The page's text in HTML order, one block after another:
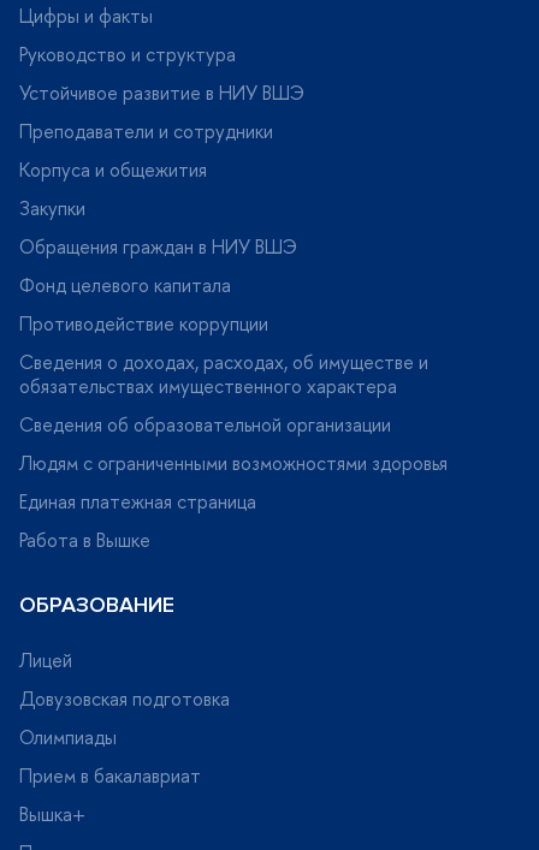
Аналитические доклады Высшей школы бизнеса
ШЭ
Библиотека ИСИЭЗ ВШЭ
Исследования культуры
Кейсы из коллекции Высшей школы бизнеса ВШЭ
Монографии ВШЭ. Гуманитарные науки
Монографии ВШЭ. Социально-экономические
науки
Монографии ВШЭ. Технические науки
Монографии ВШЭ. Юридические науки
«Население России». Ежегодный демографический
Новое в менеджменте
Переводные учебники ВШЭ
Цифры и факты
Руководство и структура
Устойчивое развитие в НИУ ВШЭ
Преподаватели и сотрудники
Корпуса и общежития
Закупки
Обращения граждан в НИУ ВШЭ
Фонд целевого капитала
Противодействие коррупции
Сведения о доходах, расходах, об имуществе и
обязательствах имущественного характера
Сведения об образовательной организации
Людям с ограниченными возможностями здоровья
Единая платежная страница
Работа в Вышке
ОБРАЗОВАНИЕ
Лицей
Довузовская подготовка
Олимпиады
Прием в бакалавриат
ышка+